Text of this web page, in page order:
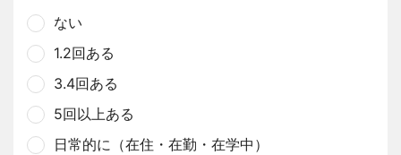
ない
1.2回ある
3.4回ある
5回以上ある
日常的に（在住・在勤・在学中）